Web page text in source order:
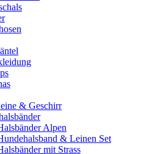
& Geschirr
Alpen
& Leinen Set
mit Strass